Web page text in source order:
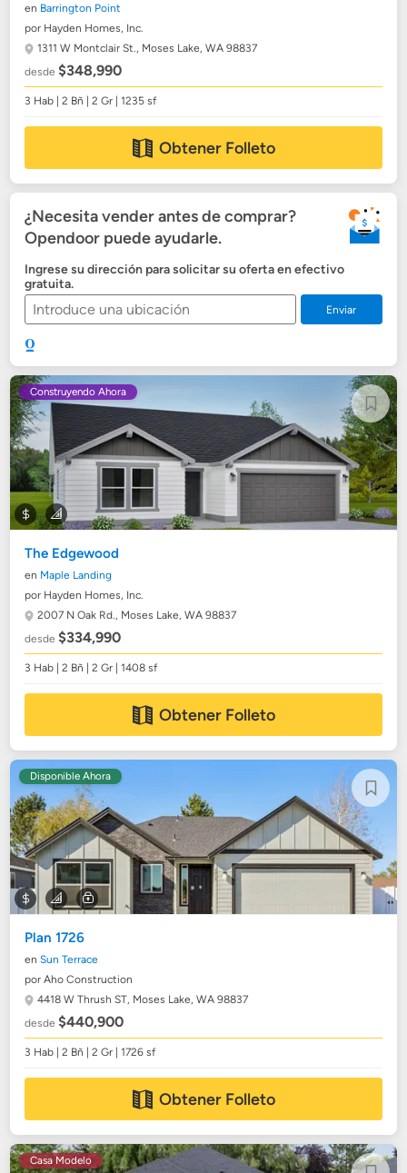
en Barrington Point
por Hayden Homes, Inc.
1311 W Montclair St., Moses Lake, WA 98837
desde$348,990
3 Hab | 2 Bñ | 2 Gr | 1235 sf
Obtener Folleto
¿Necesita vender antes de comprar?
Opendoor puede ayudarle.
Ingrese su dirección para solicitar su oferta en efectivo
gratuita.
Enviar
Construyendo Ahora
The Edgewood
en Maple Landing
por Hayden Homes, Inc.
2007 N Oak Rd., Moses Lake, WA 98837
desde$334,990
3 Hab | 2 Bñ | 2 Gr | 1408 sf
Obtener Folleto
Disponible Ahora
Plan 1726
enSun Terrace
por Aho Construction
4418 W Thrush ST, Moses Lake, WA 98837
desde$440,900
3 Hab | 2 Bñ | 2 Gr | 1726 sf
Obtener Folleto
Casa Modelo